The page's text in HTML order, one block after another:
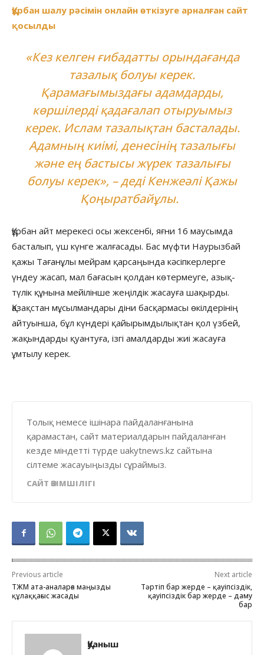
Құрбан шалу рәсімін онлайн өткізуге арналған сайт
қосылды
«Кез келген ғибадатты орындағанда
тазалық болуы керек.
Қарамағымыздағы адамдарды,
көршілерді қадағалап отыруымыз
керек. Ислам тазалықтан басталады.
Адамның киімі, денесінің тазалығы
және ең бастысы жүрек тазалығы
болуы керек», – деді Кенжеәлі Қажы
Қоңыратбайұлы.
Құрбан айт мерекесі осы жексенбі, яғни 16 маусымда
басталып, үш күнге жалғасады. Бас мүфти Наурызбай
қажы Тағанұлы мейрам қарсаңында кәсіпкерлерге
үндеу жасап, мал бағасын қолдан көтермеуге, азық-
түлік құнына мейілінше жеңілдік жасауға шақырды.
Қазақстан мұсылмандары діни басқармасы өкілдерінің
айтуынша, бұл күндері қайырымдылықтан қол үзбей,
жақындарды қуантуға, ізгі амалдарды жиі жасауға
ұмтылу керек.
Толық немесе ішінара пайдаланғанына
қарамастан, сайт материалдарын пайдаланған
кезде міндетті түрде uakytnews.kz сайтына
сілтеме жасауыңызды сұраймыз.
САЙТ ӘКІМШІЛІГІ
Previous article
ТЖМ ата-аналарға маңызды
құлаққағыс жасады
Next article
Тәртіп бар жерде – қауіпсіздік,
қауіпсіздік бар жерде – даму
бар
Қуаныш